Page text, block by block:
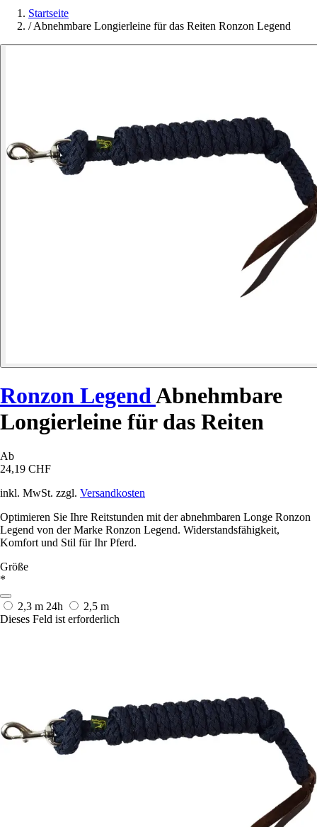
Startseite
/ Abnehmbare Longierleine für das Reiten Ronzon Legend
Ronzon LegendAbnehmbare
Longierleine für das Reiten
Ab
24,19 CHF
inkl. MwSt. zzgl. Versandkosten
Optimieren Sie Ihre Reitstunden mit der abnehmbaren Longe Ronzon
Legend von der Marke Ronzon Legend. Widerstandsfähigkeit,
Komfort und Stil für Ihr Pferd.
Größe
*
2,3 m 24h
2,5 m
Dieses Feld ist erforderlich